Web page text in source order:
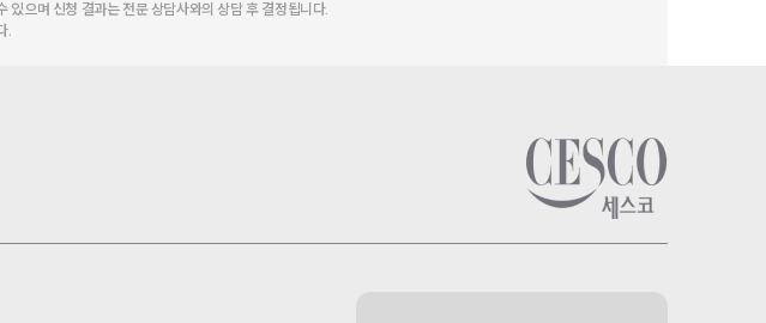
있으며 신청 결과는 전문 상담사와의 상담 후 결정됩니다.
.